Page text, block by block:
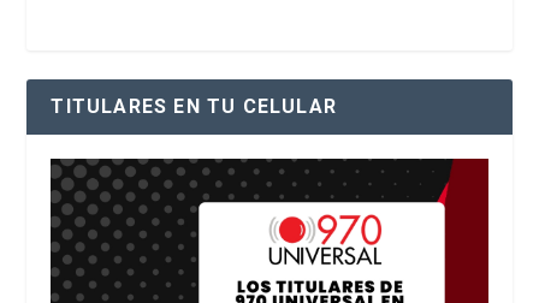
TITULARES EN TU CELULAR